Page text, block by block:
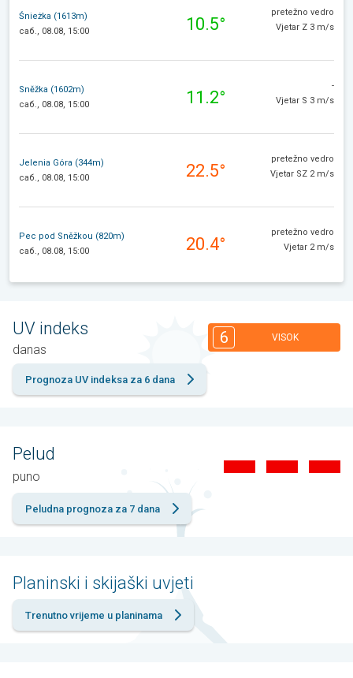
Śnieżka (1613m)
саб., 08.08, 15:00
10.5°
pretežno vedro
Vjetar Z 3 m/s
Sněžka (1602m)
саб., 08.08, 15:00
11.2°
-
Vjetar S 3 m/s
Jelenia Góra (344m)
саб., 08.08, 15:00
22.5°
pretežno vedro
Vjetar SZ 2 m/s
Pec pod Sněžkou (820m)
саб., 08.08, 15:00
20.4°
pretežno vedro
Vjetar 2 m/s
UV indeks
danas
6 VISOK
Prognoza UV indeksa za 6 dana
Pelud
puno
Peludna prognoza za 7 dana
Planinski i skijaški uvjeti
Trenutno vrijeme u planinama